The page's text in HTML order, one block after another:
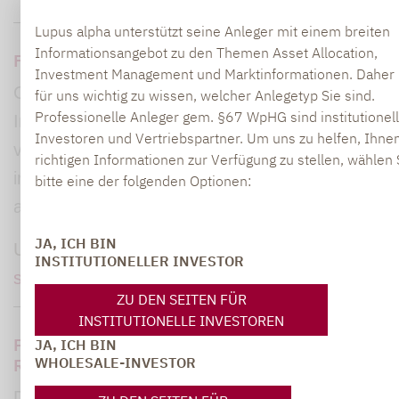
Lupus alpha unterstützt seine Anleger mit einem breiten
Informationsangebot zu den Themen Asset Allocation,
Investment Management und Marktinformationen. Daher
für uns wichtig zu wissen, welcher Anlegetyp Sie sind.
Professionelle Anleger gem. §67 WpHG sind
Investoren und Vertriebspartner. Um uns zu helfen,
richtigen Informationen zur Verfügung zu stellen, wählen
bitte eine der folgenden Optionen:
JA, ICH BIN
INSTITUTIONELLER INVESTOR
ZU DEN SEITEN FÜR
INSTITUTIONELLE INVESTOREN
JA, ICH BIN
WHOLESALE-INVESTOR
Fremdwährungen sind kein Investment
Globale Aktieninvestments sind für viele
Investoren unverzichtbar. Die damit
verbundene Währungsexponierung gibt aber
immer wieder Anlass zur Spekulation. Kann ich
URL: /inforama/detailseite/fremdwaehrungen-
sind-kein-investment/
Portfolio Manager Björn Wolf im Interview:
Richtig, statt voll investiert sein.